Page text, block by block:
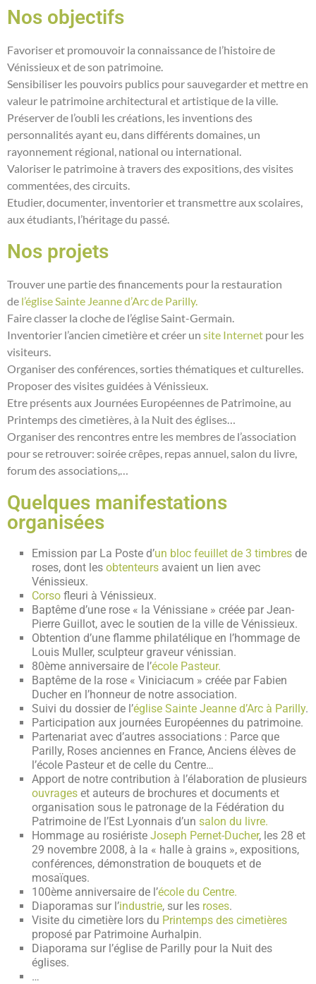
Nos objectifs
Favoriser et promouvoir la connaissance de l’histoire de
Vénissieux et de son patrimoine.
Sensibiliser les pouvoirs publics pour sauvegarder et mettre en
valeur le patrimoine architectural et artistique de la ville.
Préserver de l’oubli les créations, les inventions des
personnalités ayant eu, dans différents domaines, un
rayonnement régional, national ou international.
Valoriser le patrimoine à travers des expositions, des visites
commentées, des circuits.
Etudier, documenter, inventorier et transmettre aux scolaires,
aux étudiants, l’héritage du passé.
Nos projets
Trouver une partie des financements pour la restauration
de l’église Sainte Jeanne d’Arc de Parilly.
Faire classer la cloche de l’église Saint-Germain.
Inventorier l’ancien cimetière et créer un site Internet pour les
visiteurs.
Organiser des conférences, sorties thématiques et culturelles.
Proposer des visites guidées à Vénissieux.
Etre présents aux Journées Européennes de Patrimoine, au
Printemps des cimetières, à la Nuit des églises…
Organiser des rencontres entre les membres de l’association
pour se retrouver: soirée crêpes, repas annuel, salon du livre,
forum des associations,…
Quelques manifestations
organisées
Emission par La Poste d’un bloc feuillet de 3 timbres de
roses, dont les obtenteurs avaient un lien avec
Vénissieux.
Corso fleuri à Vénissieux.
Baptême d’une rose « la Vénissiane » créée par Jean-
Pierre Guillot, avec le soutien de la ville de Vénissieux.
Obtention d’une flamme philatélique en l’hommage de
Louis Muller, sculpteur graveur vénissian.
80ème anniversaire de l’école Pasteur.
Baptême de la rose « Viniciacum » créée par Fabien
Ducher en l’honneur de notre association.
Suivi du dossier de l’église Sainte Jeanne d’Arc à Parilly.
Participation aux journées Européennes du patrimoine.
Partenariat avec d’autres associations : Parce que
Parilly, Roses anciennes en France, Anciens élèves de
l’école Pasteur et de celle du Centre…
Apport de notre contribution à l’élaboration de plusieurs
ouvrages et auteurs de brochures et documents et
organisation sous le patronage de la Fédération du
Patrimoine de l’Est Lyonnais d’un salon du livre.
Hommage au rosiériste Joseph Pernet-Ducher, les 28 et
29 novembre 2008, à la « halle à grains », expositions,
conférences, démonstration de bouquets et de
mosaïques.
100ème anniversaire de l’école du Centre.
Diaporamas sur l’industrie, sur les roses.
Visite du cimetière lors du Printemps des cimetières
proposé par Patrimoine Aurhalpin.
Diaporama sur l’église de Parilly pour la Nuit des
églises.
…